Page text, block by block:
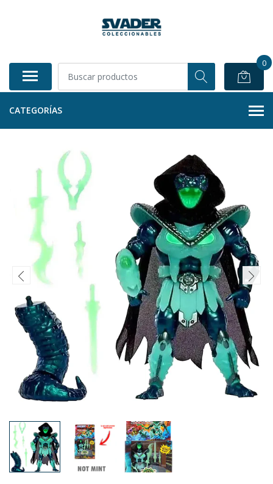
0
CATEGORÍAS